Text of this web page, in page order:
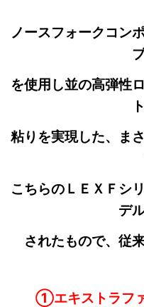
ノースフォークコン
を使用し並の高弾性
粘りを実現した、ま
こちらのＬＥＸＦシ
デ
されたもので、従
①エキストラフ